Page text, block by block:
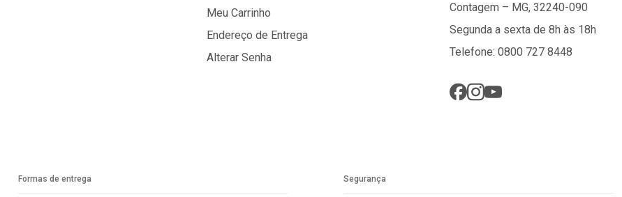
Meu Carrinho
Endereço de Entrega
Alterar Senha
Contagem – MG, 32240-090
Segunda a sexta de 8h às 18h
Telefone: 0800 727 8448
Formas de entrega Segurança